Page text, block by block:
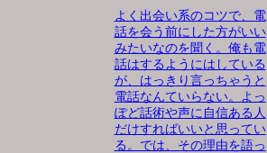
よく出会い系のコツで、電
話を会う前にした方がいい
みたいなのを聞く。俺も電
話はするようにはしている
が、はっきり言っちゃうと
電話なんていらない。よっ
ぽど話術や声に自信ある人
だけすればいいと思ってい
る。では、その理由を語っ